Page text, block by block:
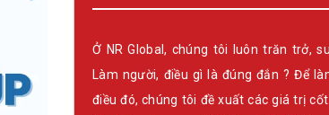
Ở NR Global, chúng tôi luôn trăn trở,
Làm người, điều gì là đúng đắn ? Để
điều đó, chúng tôi đề xuất các giá trị